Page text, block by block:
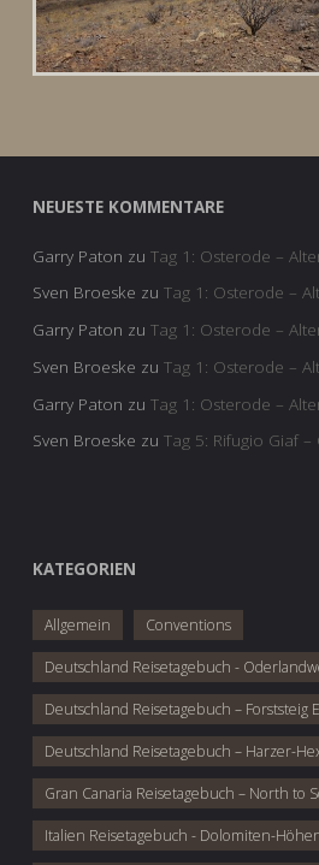
NEUESTE KOMMENTARE
Garry Paton zu Tag 1: Osterode –
Sven Broeske zu Tag 1: Osterode –
Garry Paton zu Tag 1: Osterode –
Sven Broeske zu Tag 1: Osterode –
Garry Paton zu Tag 1: Osterode –
Sven Broeske zu Tag 5: Rifugio Giaf
KATEGORIEN
Allgemein Conventions
Deutschland Reisetagebuch -
Deutschland Reisetagebuch – Forststeig
Deutschland Reisetagebuch – Harzer-
Gran Canaria Reisetagebuch – North to
Italien Reisetagebuch - Dolomiten-